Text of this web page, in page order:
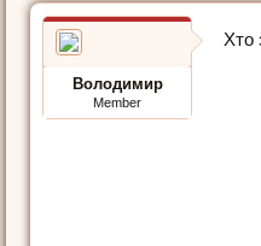
Володимир
Member
Хто